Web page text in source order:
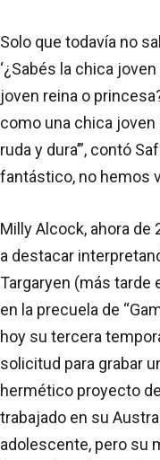
Solo que todavía no
‘¿Sabés la chica joven
joven reina o
como una chica
ruda y dura’”, contó
fantástico, no hemos
Milly Alcock, ahora de
a destacar
Targaryen (más tarde
en la precuela de
hoy su tercera
solicitud para grabar
hermético proyecto
trabajado en su
adolescente, pero su